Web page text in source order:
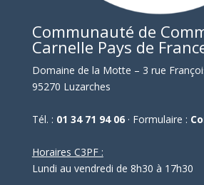
Communauté de
Carnelle Pays de
Domaine de la Motte – 3 rue
95270 Luzarches
Tél. : 01 34 71 94 06· Formulaire :
Horaires C3PF :
Lundi au vendredi de 8h30 à 17h30